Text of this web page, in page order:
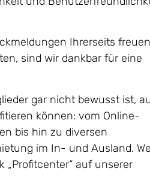
Ihrerseits freuen
sind wir dankbar für eine
gar nicht bewusst ist,
können: vom Online-
bis hin zu diversen
im In- und Ausland.
„Profitcenter“ auf unserer